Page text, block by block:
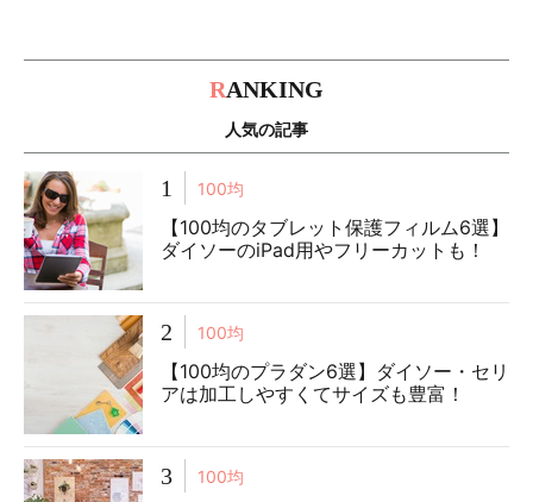
RANKING
人気の記事
1 100均
【100均のタブレット保護フィルム6選】
ダイソーのiPad用やフリーカットも！
2 100均
【100均のプラダン6選】ダイソー・セリ
アは加工しやすくてサイズも豊富！
3 100均